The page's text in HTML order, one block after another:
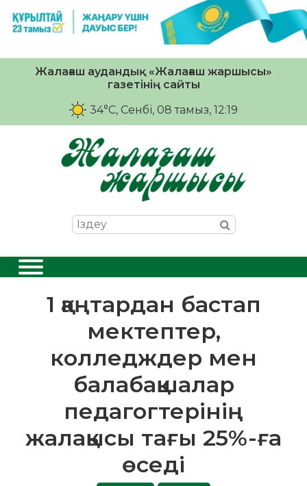
Жалағаш аудандық «Жалағаш жаршысы»
газетінің сайты
34°C, Сенбі, 08 тамыз, 12:19
1 қаңтардан бастап
мектептер,
колледждер мен
балабақшалар
педагогтерінің
жалақысы тағы 25%-ға
өседі